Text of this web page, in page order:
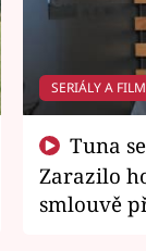
SERIÁLY A
Zarazilo
smlouvě